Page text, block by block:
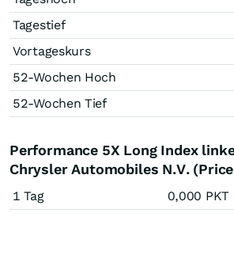
Tagestief
Vortageskurs
52-Wochen Hoch
52-Wochen Tief
Performance 5X Long Index
Chrysler Automobiles N.V.
1 Tag 0,000 PKT